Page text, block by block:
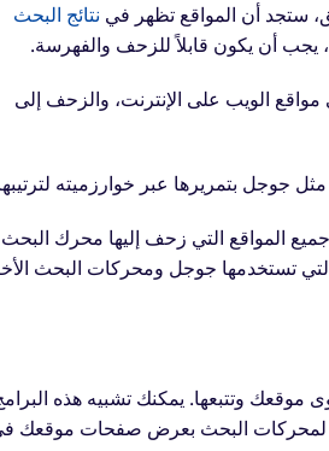
ستجد أن المواقع تظهر في نتائج البحث
يجب أن يكون قابلاً للزحف والفهرسة.
مواقع الويب على الإنترنت، والزحف إلى
جوجل بتمريرها عبر خوارزميته
المواقع التي زحف إليها محرك البحث
تستخدمها جوجل ومحركات البحث
موقعك وتتبعها. يمكنك تشبيه هذه
لمحركات البحث بعرض صفحات موقعك